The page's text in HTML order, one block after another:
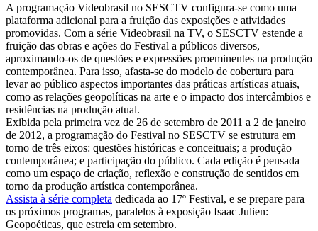
A programação Videobrasil no SESCTV configura-se como uma
plataforma adicional para a fruição das exposições e atividades
promovidas. Com a série Videobrasil na TV, o SESCTV estende a
fruição das obras e ações do Festival a públicos diversos,
aproximando-os de questões e expressões proeminentes na produção
contemporânea. Para isso, afasta-se do modelo de cobertura para
levar ao público aspectos importantes das práticas artísticas atuais,
como as relações geopolíticas na arte e o impacto dos intercâmbios e
residências na produção atual.
Exibida pela primeira vez de 26 de setembro de 2011 a 2 de janeiro
de 2012, a programação do Festival no SESCTV se estrutura em
torno de três eixos: questões históricas e conceituais; a produção
contemporânea; e participação do público. Cada edição é pensada
como um espaço de criação, reflexão e construção de sentidos em
torno da produção artística contemporânea.
Assista à série completa dedicada ao 17º Festival, e se prepare para
os próximos programas, paralelos à exposição Isaac Julien:
Geopoéticas, que estreia em setembro.